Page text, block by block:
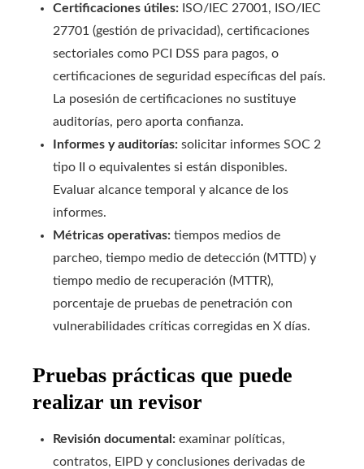
Certificaciones útiles: ISO/IEC 27001, ISO/IEC
27701 (gestión de privacidad), certificaciones
sectoriales como PCI DSS para pagos, o
certificaciones de seguridad específicas del país.
La posesión de certificaciones no sustituye
auditorías, pero aporta confianza.
Informes y auditorías: solicitar informes SOC 2
tipo II o equivalentes si están disponibles.
Evaluar alcance temporal y alcance de los
informes.
Métricas operativas: tiempos medios de
parcheo, tiempo medio de detección (MTTD) y
tiempo medio de recuperación (MTTR),
porcentaje de pruebas de penetración con
vulnerabilidades críticas corregidas en X días.
Pruebas prácticas que puede
realizar un revisor
Revisión documental: examinar políticas,
contratos, EIPD y conclusiones derivadas de